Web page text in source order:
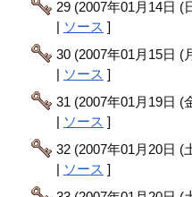
29 (2007年01月14日 (
| ソース ]
30 (2007年01月15日 (
| ソース ]
31 (2007年01月19日 (
| ソース ]
32 (2007年01月20日 (
| ソース ]